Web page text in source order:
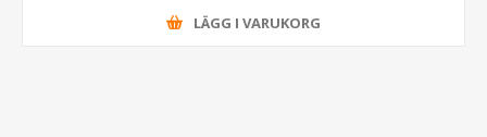
LÄGG I VARUKORG